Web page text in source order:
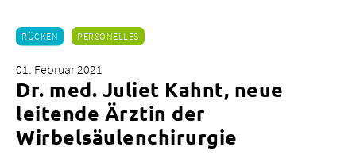
RÜCKEN PERSONELLES
01. Februar 2021
Dr. med. Juliet Kahnt, neue
leitende Ärztin der
Wirbelsäulenchirurgie